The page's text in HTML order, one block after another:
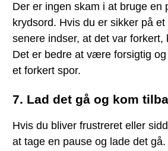
Der er ingen skam i at bruge
krydsord. Hvis du er sikker på
senere indser, at det var
Det er bedre at være forsigtig
et forkert spor.
7. Lad det gå og kom
Hvis du bliver frustreret eller
at tage en pause og lade det